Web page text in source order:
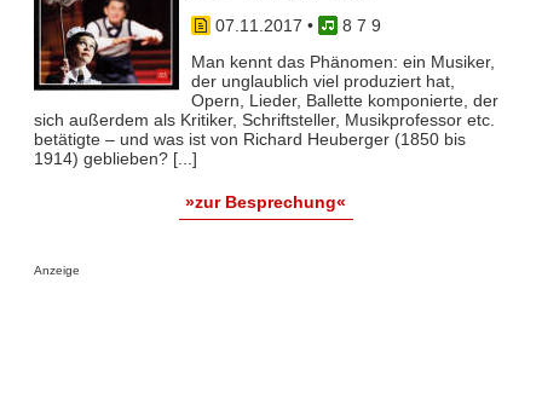
07.11.2017 •
8 7 9
Man kennt das Phänomen: ein Musiker,
der unglaublich viel produziert hat,
Opern, Lieder, Ballette komponierte, der
sich außerdem als Kritiker, Schriftsteller, Musikprofessor etc.
betätigte – und was ist von Richard Heuberger (1850 bis
1914) geblieben? [...]
»zur Besprechung«
Anzeige